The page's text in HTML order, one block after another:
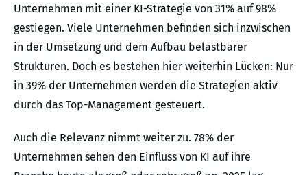
Unternehmen mit einer KI-Strategie von 31% auf 98%
gestiegen. Viele Unternehmen befinden sich inzwischen
in der Umsetzung und dem Aufbau belastbarer
Strukturen. Doch es bestehen hier weiterhin Lücken: Nur
in 39% der Unternehmen werden die Strategien aktiv
durch das Top-Management gesteuert.
Auch die Relevanz nimmt weiter zu. 78% der
Unternehmen sehen den Einfluss von KI auf ihre